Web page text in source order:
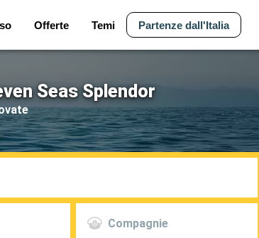
Offerte Temi Partenze dall'Italia
Seas Splendor
Compagnie